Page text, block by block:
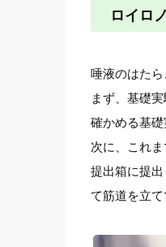
ロイロ
唾液のはたら
まず、基礎
確かめる基
次に、これ
提出箱に提
て筋道を立て